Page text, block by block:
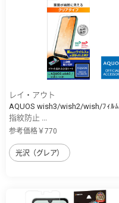
レイ・アウト
AQUOS wish3/wish2/wish/ﾌｨﾙﾑ
指紋防止 ...
参考価格￥770
光沢（グレア）